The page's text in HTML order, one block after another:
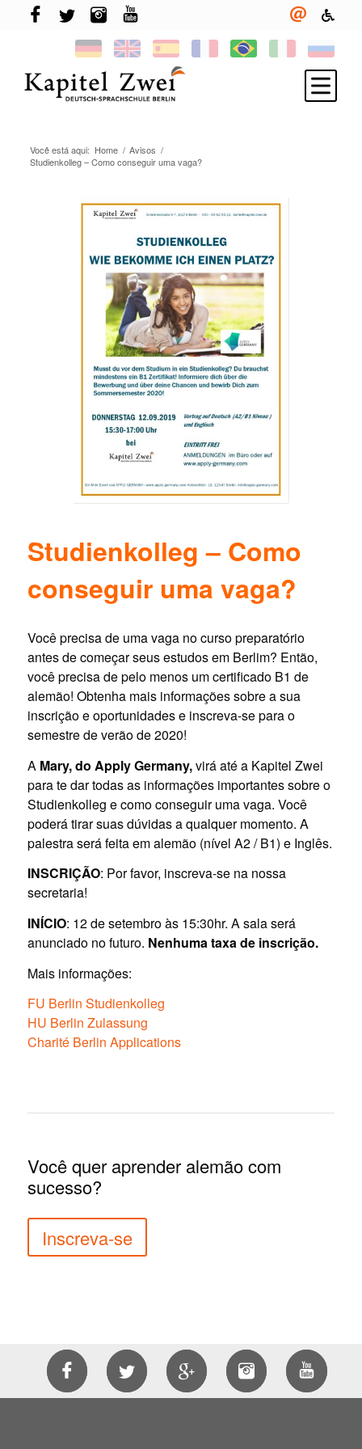
Inscreva-se
TELC & TestDaF
More em Berlin
Sua escola
Novidades
Você está aqui: Home / Avisos /
Studienkolleg – Como conseguir uma vaga?
Studienkolleg – Como
conseguir uma vaga?
Você precisa de uma vaga no curso preparatório
antes de começar seus estudos em Berlim? Então,
você precisa de pelo menos um certificado B1 de
alemão! Obtenha mais informações sobre a sua
inscrição e oportunidades e inscreva-se para o
semestre deverãode 2020!
A Mary, do Apply Germany,virá até a Kapitel Zwei
para te dar todas as informações importantes sobre o
Studienkolleg e como conseguir uma vaga. Você
poderá tirar suas dúvidas a qualquer momento. A
palestra será feita em alemão (nível A2 / B1) e Inglês.
INSCRIÇÃO: Por favor, inscreva-se na nossa
secretaria!
INÍCIO: 12 de setembro às 15:30hr. A sala será
anunciado no futuro. Nenhuma taxa de inscrição.
Mais informações:
FU Berlin Studienkolleg
HU Berlin Zulassung
Charité Berlin Applications
Você quer aprender alemão com
sucesso?
Inscreva-se